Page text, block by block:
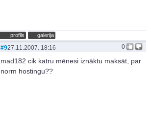
profils galerija
0
#927.11.2007. 18:16
mad182 cik katru mēnesi iznāktu maksāt, par
norm hostingu??